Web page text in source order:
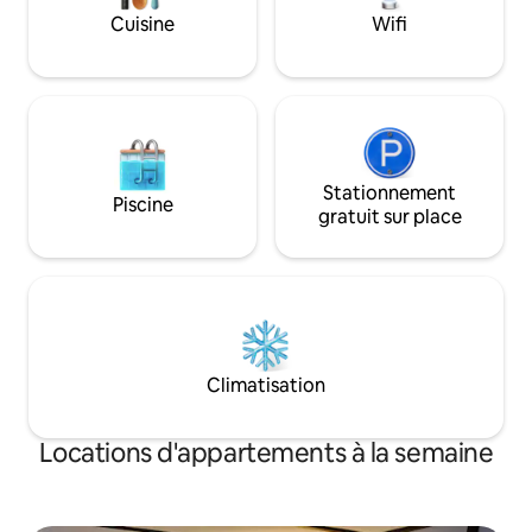
satellite. Pour les
région du Rhin-
commerciales
Cuisine Wifi
Piscine
Stationnement
gratuit sur place
Climatisation
Locations d'appartements à la semaine